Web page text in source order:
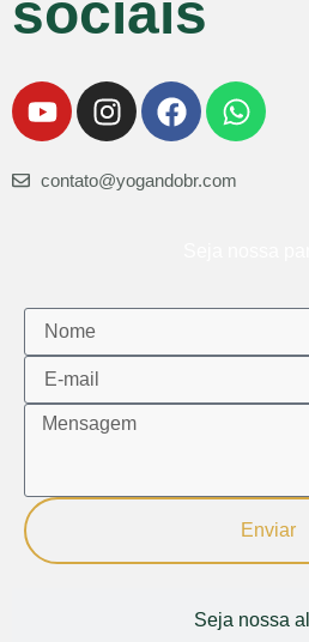
sociais
contato@yogandobr.com
Seja nossa
Enviar